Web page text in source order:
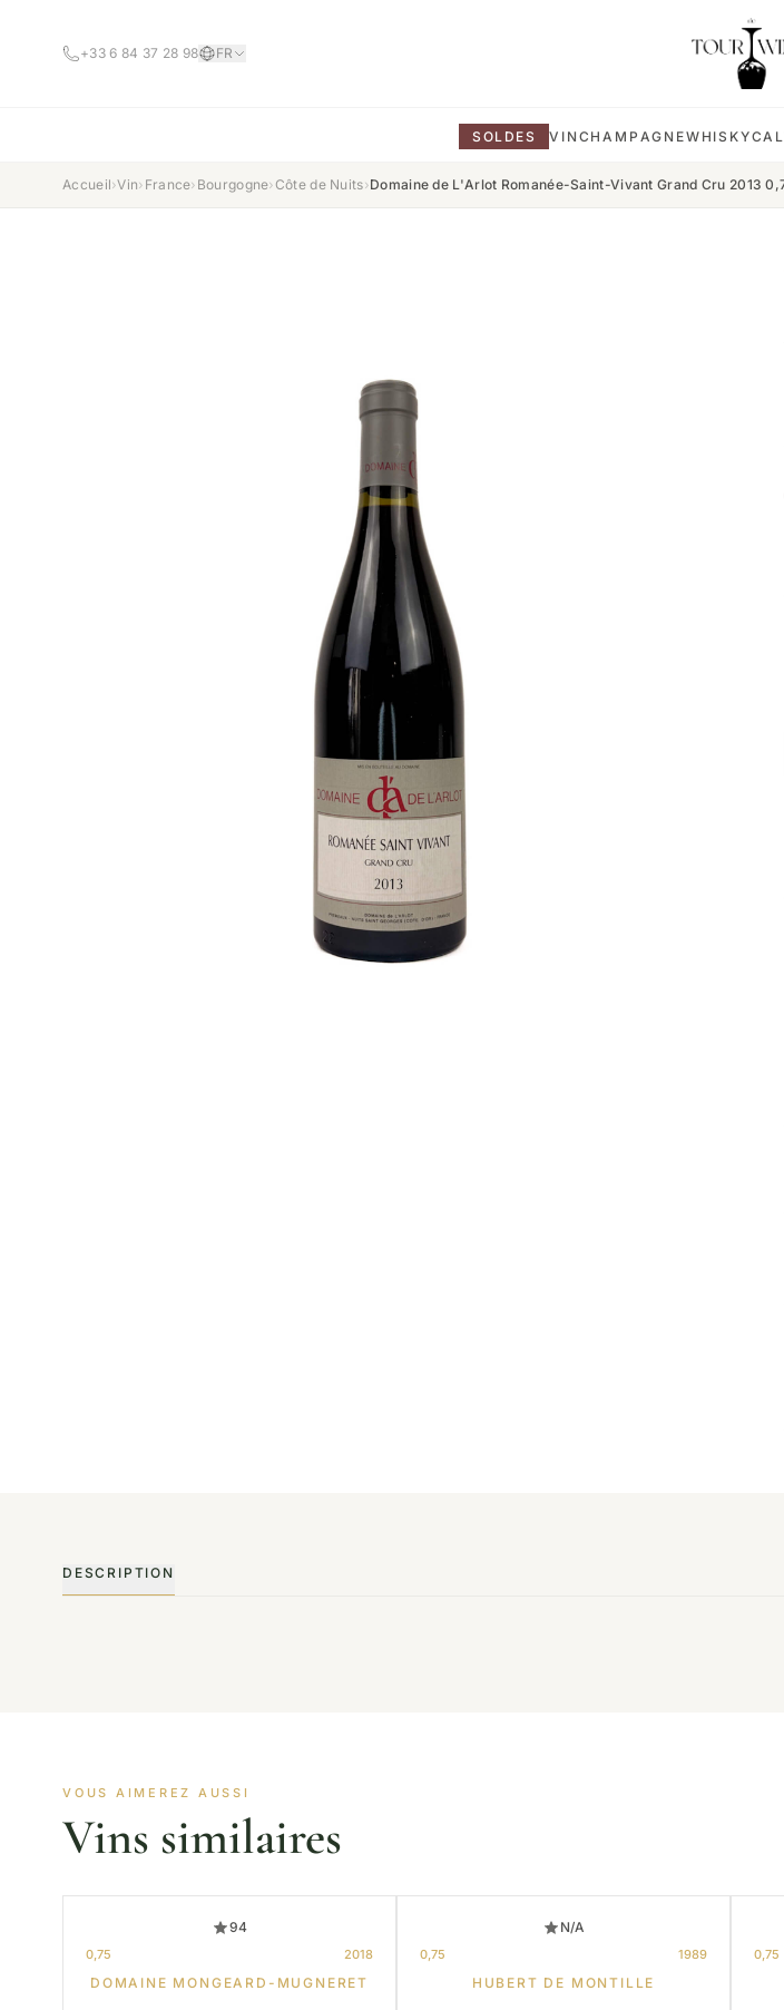
+33 6 84 37 28 98 FR
SOLDES VIN CHAMPAGNEWHISKY
Accueil›Vin› France› Bourgogne›Côte de Nuits›Domaine de L'Arlot Romanée-Saint-Vivant Grand Cru 2013
DESCRIPTION
VOUS AIMEREZ AUSSI
Vins similaires
94
0,75 2018
DOMAINE MONGEARD-MUGNERET
N/A
0,75 1989
HUBERT DE MONTILLE
0,75